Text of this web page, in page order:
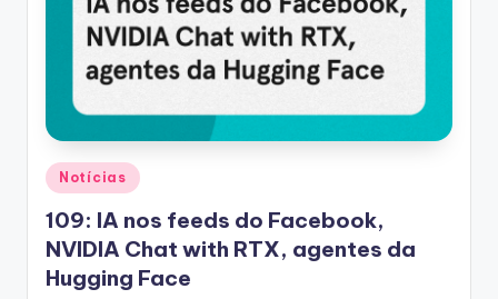
Posted
in
Notícias
109: IA nos feeds do Facebook,
NVIDIA Chat with RTX, agentes da
Hugging Face